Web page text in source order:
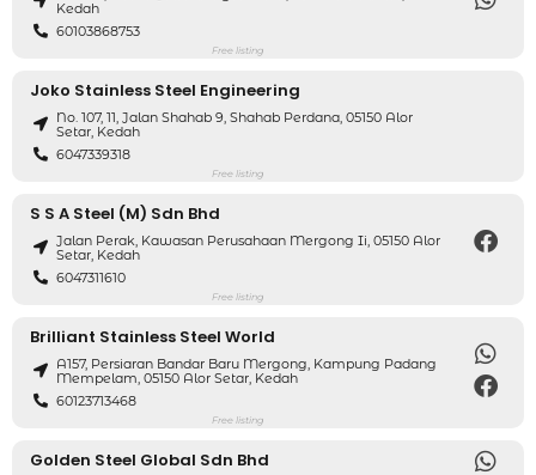
Kedah
60103868753
Free listing
Joko Stainless Steel Engineering
No. 107, 11, Jalan Shahab 9, Shahab Perdana, 05150 Alor
Setar, Kedah
6047339318
Free listing
S S A Steel (M) Sdn Bhd
Jalan Perak, Kawasan Perusahaan Mergong Ii, 05150 Alor
Setar, Kedah
6047311610
Free listing
Brilliant Stainless Steel World
A157, Persiaran Bandar Baru Mergong, Kampung Padang
Mempelam, 05150 Alor Setar, Kedah
60123713468
Free listing
Golden Steel Global Sdn Bhd